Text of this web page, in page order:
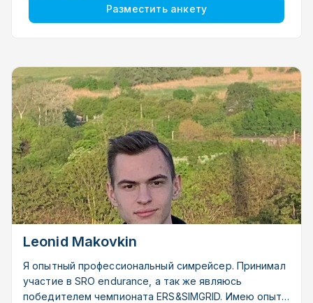
Разместить анкету
Leonid Makovkin
Я опытный профессиональный симрейсер. Принимал
участие в SRO endurance, а так же являюсь
победителем чемпионата ERS&SIMGRID. Имею опыт